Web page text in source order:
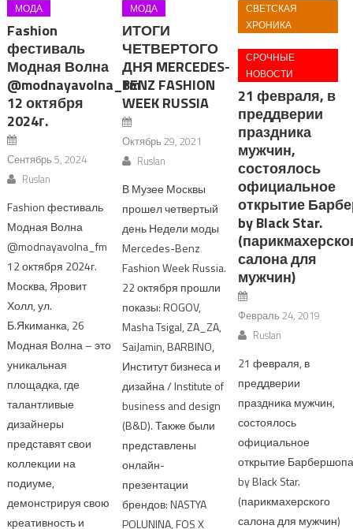
МОДА
Fashion
фестиваль
Модная Волна
@modnayavolna_fm
12 октября
2024г.
Сентябрь 5, 2024
Ruslan
Fashion фестиваль
Модная Волна
@modnayavolna_fm
12 октября 2024г.
Москва, Яровит
Холл, ул.
Б.Якиманка, 26
Модная Волна – это
уникальная
площадка, где
талантливые
дизайнеры
представят свои
коллекции на
подиуме,
демонстрируя свою
креативность и
МОДА
ИТОГИ
ЧЕТВЕРТОГО
ДНЯ MERCEDES-
BENZ FASHION
WEEK RUSSIA
Октябрь 29, 2021
Ruslan
В Музее Москвы
прошел четвертый
день Недели моды
Mercedes-Benz
Fashion Week Russia.
22 октября прошли
показы: ROGOV,
Masha Tsigal, ZA_ZA,
SaiJamin, BARBINO,
Институт бизнеса и
дизайна / Institute of
business and design
(B&D). Также были
представлены
онлайн-
презентации
брендов: NASTYA
POLUNINA, FOS X
СВЕТСКАЯ
ХРОНИКА
СРОЧНЫЕ
НОВОСТИ
21 февраля, в
преддверии
праздника
мужчин,
состоялось
официальное
открытие
by Black Star.
салона для
мужчин)
Февраль 24, 2019
Ruslan
21 февраля, в
преддверии
праздника мужчин,
состоялось
официальное
открытие
by Black Star.
(парикмахерского
салона для мужчин)